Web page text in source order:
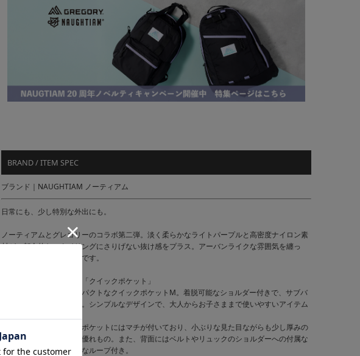
BRAND / ITEM SPEC
ブランド｜NAUGHTIAM ノーティアム
日常にも、少し特別な外出にも。
ノーティアムとグレゴリーのコラボ第二弾。淡く柔らかなライトパープルと高密度ナイロン素
材が、都会的なスタイリングにさりげない抜け感をプラス。アーバンライクな雰囲気を纏っ
た、新しい表情のバッグです。
コンパクトポーチの名作「クイックポケット」
気軽に持ち歩ける、コンパクトなクイックポケットM。着脱可能なショルダー付きで、サブバ
ッグとしても活躍します。シンプルなデザインで、大人からお子さままで使いやすいアイテム
外側のフロントジッパーポケットにはマチが付いており、小ぶりな見た目ながらも少し厚みの
あるものでも収納可能な優れもの。また、背面にはベルトやリュックのショルダーへの付属な
ど複数の取り付けが可能なループ付き。